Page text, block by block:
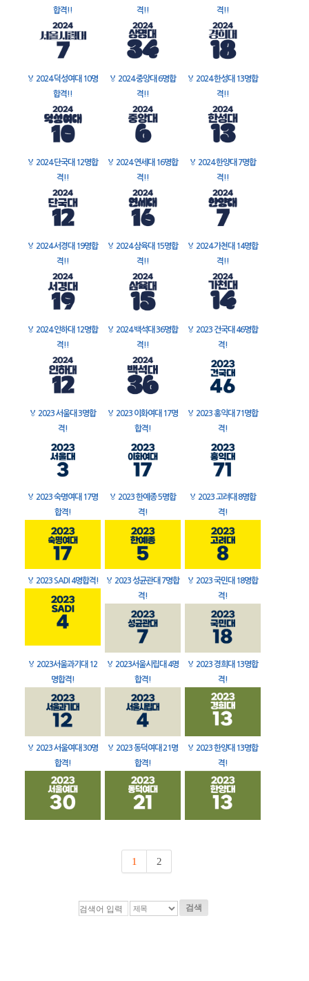
합격!!
격!!
격!!
🏅 2024 덕성여대 10명
합격!!
🏅 2024 중앙대 6명합
격!!
🏅 2024 한성대 13명합
격!!
🏅 2024 단국대 12명합
격!!
🏅 2024 연세대 16명합
격!!
🏅 2024 한양대 7명합
격!!
🏅 2024 서경대 19명합
격!!
🏅 2024 삼육대 15명합
격!!
🏅 2024 가천대 14명합
격!!
🏅 2024 인하대 12명합
격!!
🏅 2024 백석대 36명합
격!!
🏅 2023 건국대 46명합
격!
🏅 2023 서울대 3명합
격!
🏅 2023 이화여대 17명
합격!
🏅 2023 홍익대 71명합
격!
🏅 2023 숙명여대 17명
합격!
🏅 2023 한예종 5명합
격!
🏅 2023 고려대 8명합
격!
🏅 2023 SADI 4명합격! 🏅 2023 성균관대 7명합
격!
🏅 2023 국민대 18명합
격!
🏅 2023서울과기대 12
명합격!
🏅 2023서울시립대 4명
합격!
🏅 2023 경희대 13명합
격!
🏅 2023 서울여대 30명
합격!
🏅 2023 동덕여대 21명
합격!
🏅 2023 한양대 13명합
격!
1 2
검색